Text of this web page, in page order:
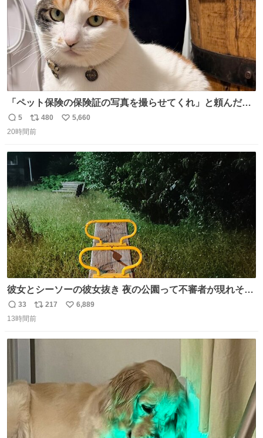
「ペット保険の保険証の写真を撮らせてくれ」と頼んだら
ちゃんと座ってポーズを取ってくれた人
返
信
5
リ
ポ
ト
数
480
い
5,660
20時間前
彼女とシーソーの彼女抜き 夜の公園って不審者が現れそう
で怖いんだよな
返
信
33
リ
ポ
217
い
6,889
13時間前